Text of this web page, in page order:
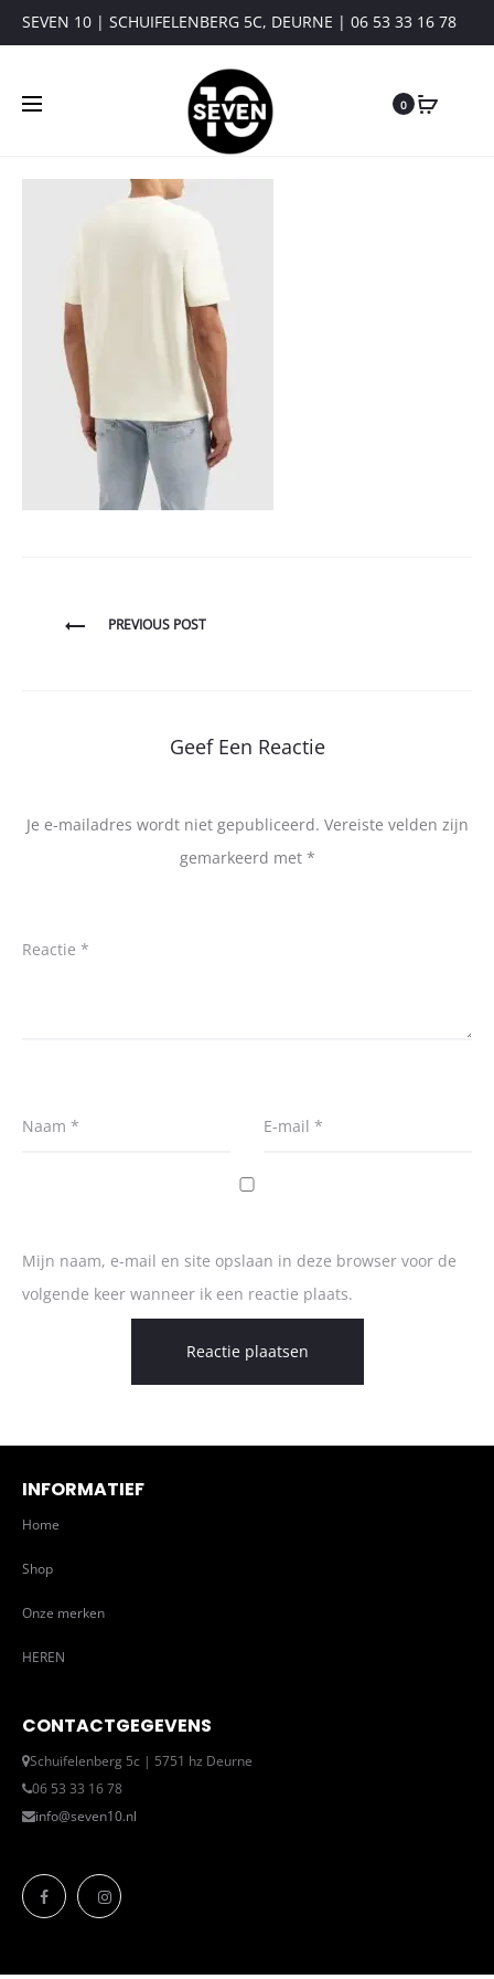
SEVEN 10 | SCHUIFELENBERG 5C, DEURNE | 06 53 33 16 78
0
BerichtPREVIOUS POST
Geef Een Reactie
Je e-mailadres wordt niet gepubliceerd. Vereiste velden zijn
gemarkeerd met *
Reactie *
Naam * E-mail *
Mijn naam, e-mail en site opslaan in deze browser voor de
volgende keer wanneer ik een reactie plaats.
INFORMATIEF
Home
Shop
Onze merken
HEREN
CONTACTGEGEVENS
Schuifelenberg 5c | 5751 hz Deurne
06 53 33 16 78
info@seven10.nl